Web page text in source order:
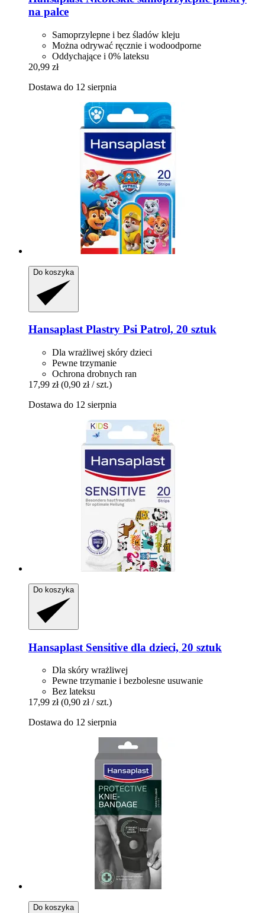
na palce
Samoprzylepne i bez śladów kleju
Można odrywać ręcznie i wodoodporne
Oddychające i 0% lateksu
20,99 zł
Dostawa do 12 sierpnia
Do koszyka
HansaplastPlastry Psi Patrol, 20 sztuk
Dla wrażliwej skóry dzieci
Pewne trzymanie
Ochrona drobnych ran
17,99 zł (0,90 zł / szt.)
Dostawa do 12 sierpnia
Do koszyka
Hansaplast Sensitive dla dzieci, 20 sztuk
Dla skóry wrażliwej
Pewne trzymanie i bezbolesne usuwanie
Bez lateksu
17,99 zł (0,90 zł / szt.)
Dostawa do 12 sierpnia
Do koszyka